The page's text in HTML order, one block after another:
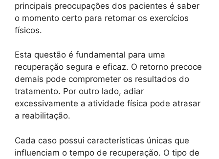
principais preocupações dos pacientes é saber
o momento certo para retomar os exercícios
físicos.
Esta questão é fundamental para uma
recuperação segura e eficaz. O retorno precoce
demais pode comprometer os resultados do
tratamento. Por outro lado, adiar
excessivamente a atividade física pode atrasar
a reabilitação.
Cada caso possui características únicas que
influenciam o tempo de recuperação. O tipo de